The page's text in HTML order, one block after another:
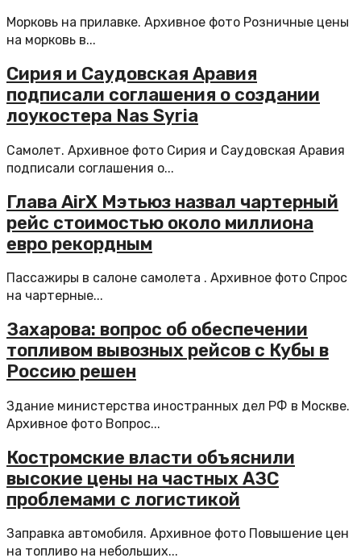
Морковь на прилавке. Архивное фото Розничные цены
на морковь в...
Сирия и Саудовская Аравия
подписали соглашения о создании
лоукостера Nas Syria
Самолет. Архивное фото Сирия и Саудовская Аравия
подписали соглашения о...
Глава AirX Мэтьюз назвал чартерный
рейс стоимостью около миллиона
евро рекордным
Пассажиры в салоне самолета . Архивное фото Спрос
на чартерные...
Захарова: вопрос об обеспечении
топливом вывозных рейсов с Кубы в
Россию решен
Здание министерства иностранных дел РФ в Москве.
Архивное фото Вопрос...
Костромские власти объяснили
высокие цены на частных АЗС
проблемами с логистикой
Заправка автомобиля. Архивное фото Повышение цен
на топливо на небольших...